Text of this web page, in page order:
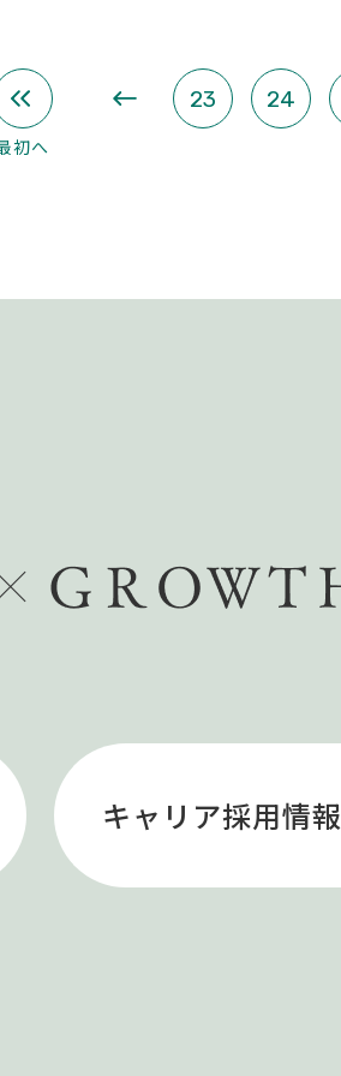
初へ
23 24
キャリア採用情報